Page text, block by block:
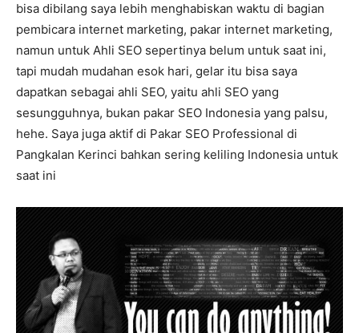
bisa dibilang saya lebih menghabiskan waktu di bagian
pembicara internet marketing, pakar internet marketing,
namun untuk Ahli SEO sepertinya belum untuk saat ini,
tapi mudah mudahan esok hari, gelar itu bisa saya
dapatkan sebagai ahli SEO, yaitu ahli SEO yang
sesungguhnya, bukan pakar SEO Indonesia yang palsu,
hehe. Saya juga aktif di Pakar SEO Professional di
Pangkalan Kerinci bahkan sering keliling Indonesia untuk
saat ini